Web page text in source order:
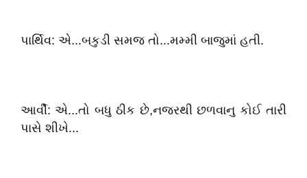
પાર્થિવ: એ...બકુડી સમજ તો...મમ્મી બાજુમાં હતી.
આર્વી: એ...તો બધુ ઠીક છે,નજરથી છળવાનુ કોઈ તારી
પાસે શીખે...